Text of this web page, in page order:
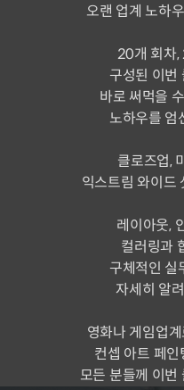
오랜 업계 노하
20개 회차,
구성된 이번
바로 써먹을
노하우를 엄
클로즈업,
익스트림 와이드
레이아웃,
컬러링과
구체적인 실
자세히 알
영화나 게임업
컨셉 아트 페
모든 분들께 이번